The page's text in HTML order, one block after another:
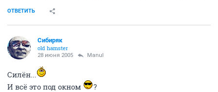
ОТВЕТИТЬ
Сибиряк
old hamster
28 июня 2005 Manul
Силён...
И всё это под окном
?